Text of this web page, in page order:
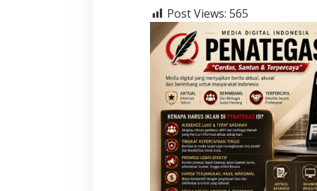
Post Views: 565